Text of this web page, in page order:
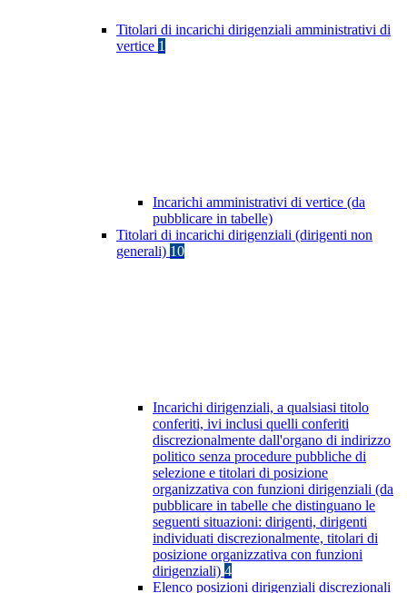
Titolari di incarichi dirigenziali amministrativi di
vertice 1
Incarichi amministrativi di vertice (da
pubblicare in tabelle)
Titolari di incarichi dirigenziali (dirigenti non
generali) 10
Incarichi dirigenziali, a qualsiasi titolo
conferiti, ivi inclusi quelli conferiti
discrezionalmente dall'organo di indirizzo
politico senza procedure pubbliche di
selezione e titolari di posizione
organizzativa con funzioni dirigenziali (da
pubblicare in tabelle che distinguano le
seguenti situazioni: dirigenti, dirigenti
individuati discrezionalmente, titolari di
posizione organizzativa con funzioni
dirigenziali) 4
Elenco posizioni dirigenziali discrezionali